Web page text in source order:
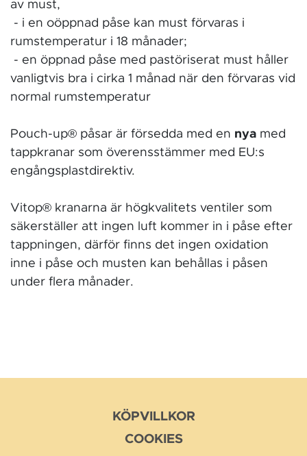
av must,
- i en oöppnad påse kan must förvaras i
rumstemperatur i 18 månader;
- en öppnad påse med pastöriserat must håller
vanligtvis bra i cirka 1 månad när den förvaras vid
normal rumstemperatur
Pouch-up® påsar är försedda med en nya med
tappkranar som överensstämmer med EU:s
engångsplastdirektiv.
Vitop® kranarna är högkvalitets ventiler som
säkerställer att ingen luft kommer in i påse efter
tappningen, därför finns det ingen oxidation
inne i påse och musten kan behållas i påsen
under flera månader.
KÖPVILLKOR
COOKIES